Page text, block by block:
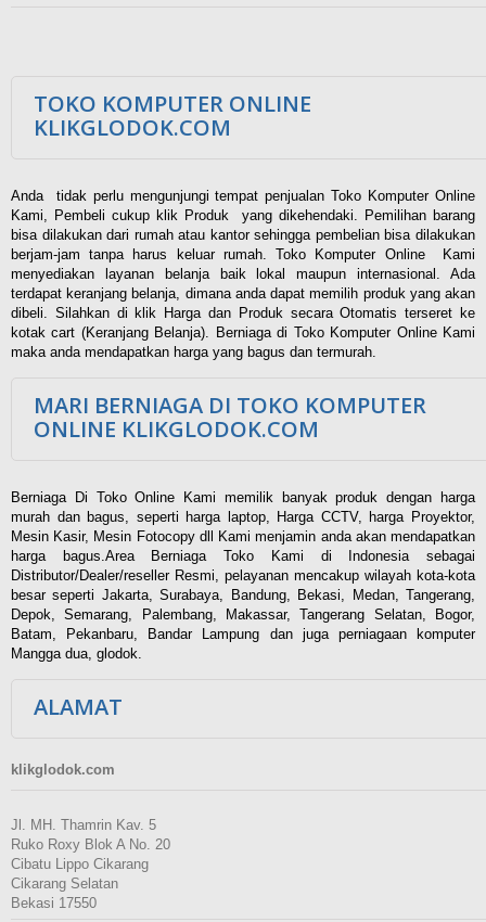
TOKO KOMPUTER ONLINE
KLIKGLODOK.COM
Anda tidak perlu mengunjungi tempat penjualan Toko Komputer Online
Kami, Pembeli cukup klik Produk yang dikehendaki. Pemilihan barang
bisa dilakukan dari rumah atau kantor sehingga pembelian bisa dilakukan
berjam-jam tanpa harus keluar rumah. Toko Komputer Online Kami
menyediakan layanan belanja baik lokal maupun internasional. Ada
terdapat keranjang belanja, dimana anda dapat memilih produk yang akan
dibeli. Silahkan di klik Harga dan Produk secara Otomatis terseret ke
kotak cart (Keranjang Belanja). Berniaga di Toko Komputer Online Kami
maka anda mendapatkan harga yang bagus dan termurah.
MARI BERNIAGA DI TOKO KOMPUTER
ONLINE KLIKGLODOK.COM
Berniaga Di Toko Online Kami memilik banyak produk dengan harga
murah dan bagus, seperti harga laptop, Harga CCTV, harga Proyektor,
Mesin Kasir, Mesin Fotocopy dll Kami menjamin anda akan mendapatkan
harga bagus.Area Berniaga Toko Kami di Indonesia sebagai
Distributor/Dealer/reseller Resmi, pelayanan mencakup wilayah kota-kota
besar seperti Jakarta, Surabaya, Bandung, Bekasi, Medan, Tangerang,
Depok, Semarang, Palembang, Makassar, Tangerang Selatan, Bogor,
Batam, Pekanbaru, Bandar Lampung dan juga perniagaan komputer
Mangga dua, glodok.
ALAMAT
klikglodok.com
Jl. MH. Thamrin Kav. 5
Ruko Roxy Blok A No. 20
Cibatu Lippo Cikarang
Cikarang Selatan
Bekasi 17550